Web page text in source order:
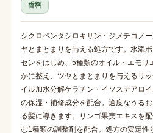
香料
シクロペンタシロキサン・ジメチコノ
ヤとまとまりを与える処方です。水添
センをはじめ、5種類のオイル・エモリ
かに整え、ツヤとまとまりを与えるリ
イル加水分解ケラチン・イソステアロ
の保湿・補修成分を配合。適度なうる
る髪に導きます。リンゴ果実エキスを
む1種類の調整剤を配合。処方の安定性